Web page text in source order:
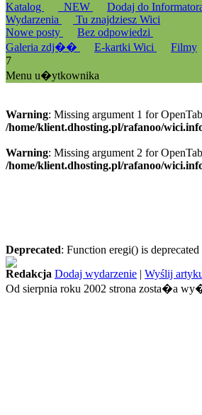
Katalog
_NEW Dodaj do
Wydarzenia
Tu znajdziesz Wici
Nowe posty
Bez odpowiedzi
Galeria zdj��
E-kartki Wici
Filmy
7
Menu u�ytkownika
Warning: Missing argument 1 for
/home/klient.dhosting.pl/rafanoo/
Warning: Missing argument 2 for
/home/klient.dhosting.pl/rafanoo/
Deprecated: Function eregi() is deprecated
Redakcja Dodaj wydarzenie | Wyślij
Od sierpnia roku 2002 strona zosta�a